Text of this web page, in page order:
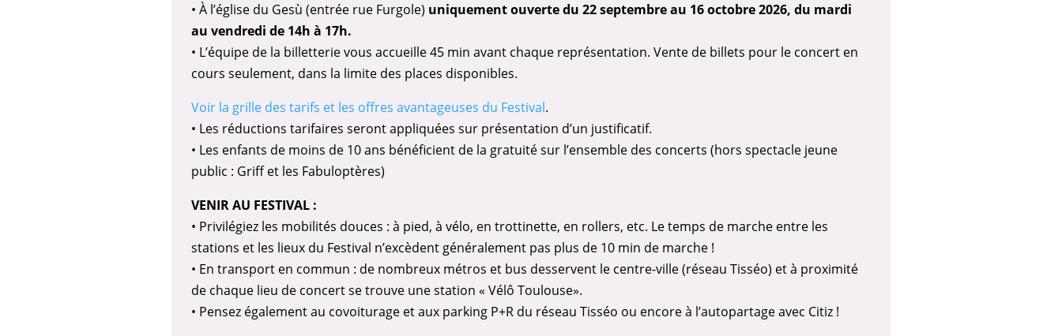
• À l’église du Gesù (entrée rue Furgole) uniquement ouverte du 22 septembre au 16 octobre 2026, du mardi
au vendredi de 14h à 17h.
• L’équipe de la billetterie vous accueille 45 min avant chaque représentation. Vente de billets pour le concert en
cours seulement, dans la limite des places disponibles.
Voir la grille des tarifs et les offres avantageuses du Festival.
• Les réductions tarifaires seront appliquées sur présentation d’un justificatif.
• Les enfants de moins de 10 ans bénéficient de la gratuité sur l’ensemble des concerts (hors spectacle jeune
public : Griff et les Fabuloptères)
VENIR AU FESTIVAL :
• Privilégiez les mobilités douces : à pied, à vélo, en trottinette, en rollers, etc. Le temps de marche entre les
stations et les lieux du Festival n’excèdent généralement pas plus de 10 min de marche !
• En transport en commun : de nombreux métros et bus desservent le centre-ville (réseau Tisséo) et à proximité
de chaque lieu de concert se trouve une station « Vélô Toulouse».
• Pensez également au covoiturage et aux parking P+R du réseau Tisséo ou encore à l’autopartage avec Citiz !